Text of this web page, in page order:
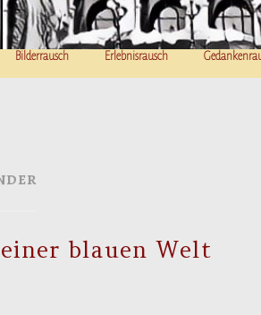
Bilderrausch Erlebnisrausch
blauen Welt